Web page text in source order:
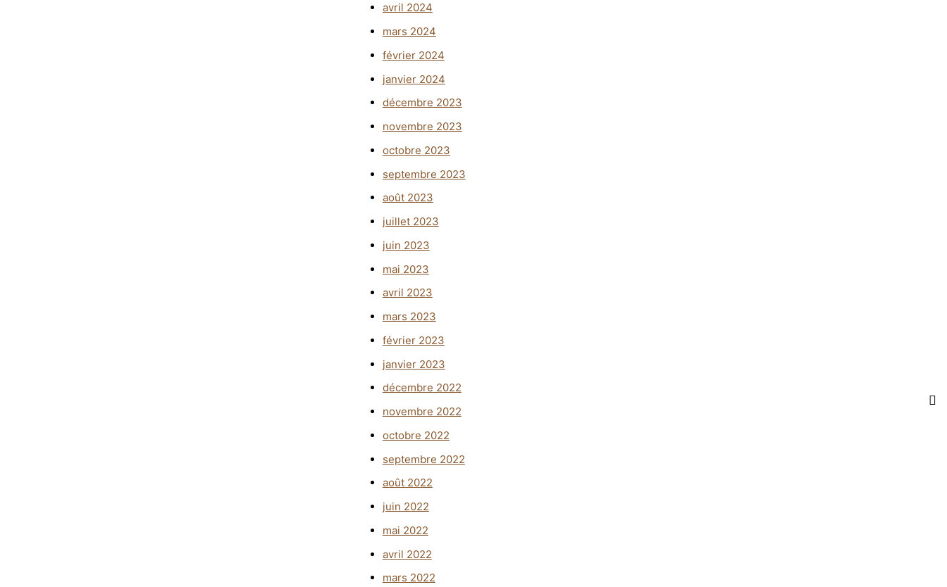
avril 2024
mars 2024
février 2024
janvier 2024
décembre 2023
novembre 2023
octobre 2023
septembre 2023
août 2023
juillet 2023
juin 2023
mai 2023
avril 2023
mars 2023
février 2023
janvier 2023
décembre 2022
novembre 2022
octobre 2022
septembre 2022
août 2022
juin 2022
mai 2022
avril 2022
mars 2022